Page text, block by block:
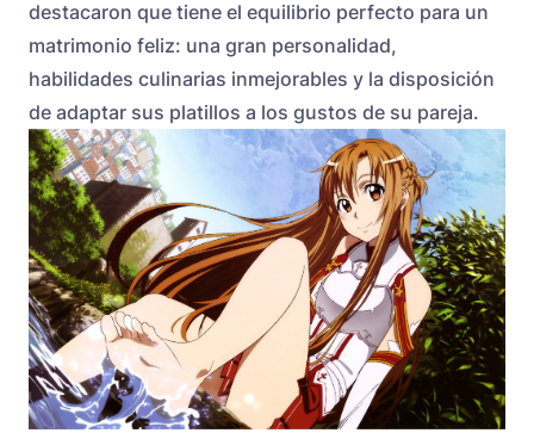
destacaron que tiene el equilibrio perfecto para un
matrimonio feliz: una gran personalidad,
habilidades culinarias inmejorables y la disposición
de adaptar sus platillos a los gustos de su pareja.